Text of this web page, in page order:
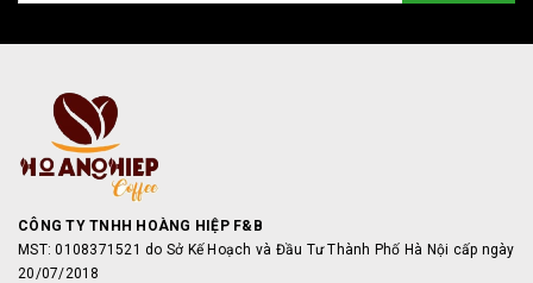
CÔNG TY TNHH HOÀNG HIỆP F&B
MST: 0108371521 do Sở Kế Hoạch và Đầu Tư Thành Phố Hà Nội cấp ngày
20/07/2018